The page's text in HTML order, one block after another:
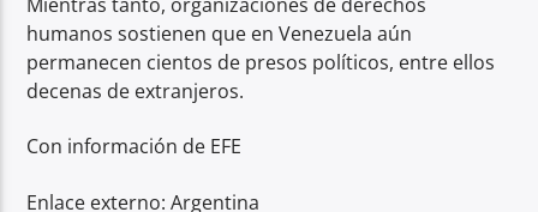
humanos sostienen que en Venezuela aún
permanecen cientos de presos políticos, entre ellos
decenas de extranjeros.
Con información de EFE
Enlace externo: Argentina